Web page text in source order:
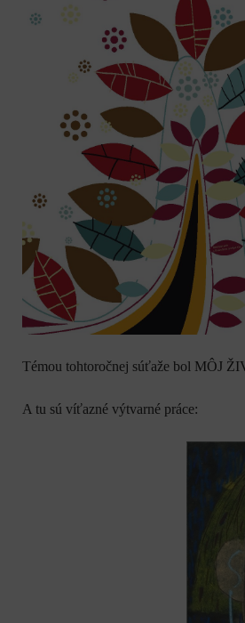
Témou tohtoročnej súťaže bol MÔJ
A tu sú víťazné výtvarné práce: